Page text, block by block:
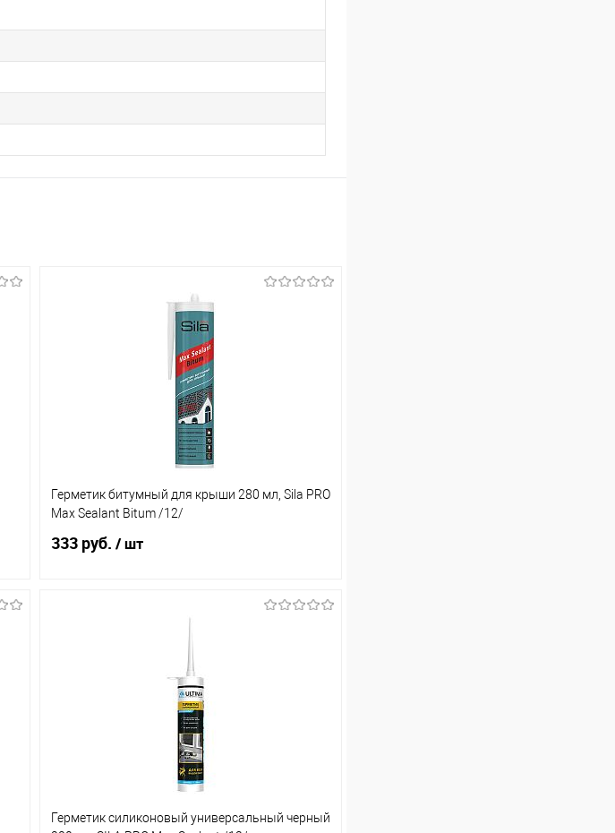
Герметик битумный для крыши 280 мл, Sila PRO
Max Sealant Bitum /12/
333 руб. / шт
В корзину
Герметик силиконовый универсальный черный